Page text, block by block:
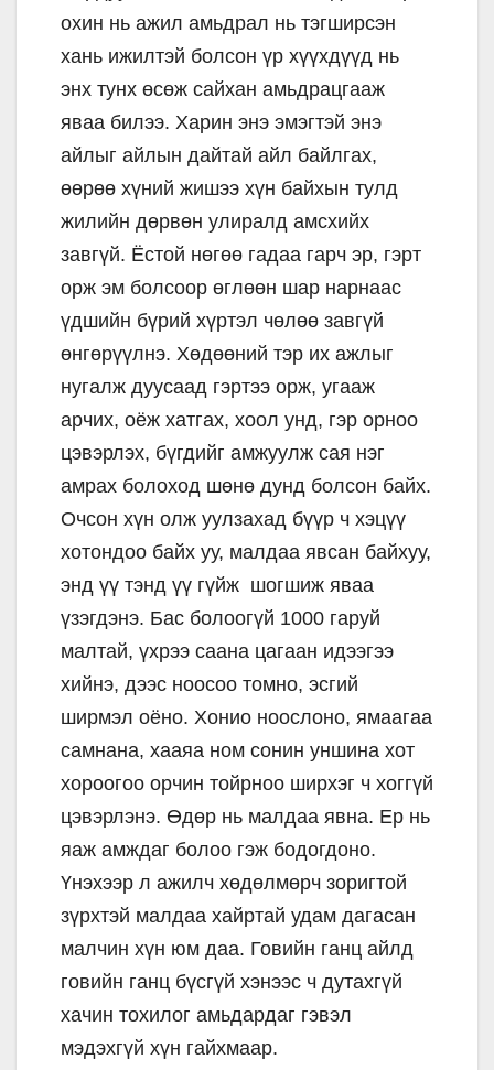
охин нь ажил амьдрал нь тэгширсэн
хань ижилтэй болсон үр хүүхдүүд нь
энх тунх өсөж сайхан амьдрацгааж
яваа билээ. Харин энэ эмэгтэй энэ
айлыг айлын дайтай айл байлгах,
өөрөө хүний жишээ хүн байхын тулд
жилийн дөрвөн улиралд амсхийх
завгүй. Ёстой нөгөө гадаа гарч эр, гэрт
орж эм болсоор өглөөн шар нарнаас
үдшийн бүрий хүртэл чөлөө завгүй
өнгөрүүлнэ. Хөдөөний тэр их ажлыг
нугалж дуусаад гэртээ орж, угааж
арчих, оёж хатгах, хоол унд, гэр орноо
цэвэрлэх, бүгдийг амжуулж сая нэг
амрах болоход шөнө дунд болсон байх.
Очсон хүн олж уулзахад бүүр ч хэцүү
хотондоо байх уу, малдаа явсан байхуу,
энд үү тэнд үү гүйж шогшиж яваа
үзэгдэнэ. Бас болоогүй 1000 гаруй
малтай, үхрээ саана цагаан идээгээ
хийнэ, дээс ноосоо томно, эсгий
ширмэл оёно. Хонио ноослоно, ямаагаа
самнана, хааяа ном сонин уншина хот
хороогоо орчин тойрноо ширхэг ч хоггүй
цэвэрлэнэ. Өдөр нь малдаа явна. Ер нь
яаж амждаг болоо гэж бодогдоно.
Үнэхээр л ажилч хөдөлмөрч зоригтой
зүрхтэй малдаа хайртай удам дагасан
малчин хүн юм даа. Говийн ганц айлд
говийн ганц бүсгүй хэнээс ч дутахгүй
хачин тохилог амьдардаг гэвэл
мэдэхгүй хүн гайхмаар.